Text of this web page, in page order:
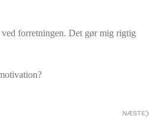
forretningen. Det gør mig rigtig
NÆSTE